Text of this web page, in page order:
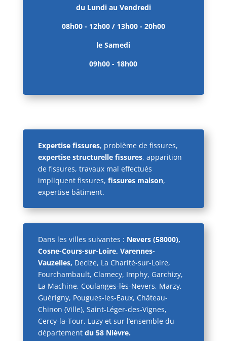
du Lundi au Vendredi
08h00 - 12h00 / 13h00 - 20h00
le Samedi
09h00 - 18h00
Expertise fissures, problème de fissures,
expertise structurelle fissures, apparition
de fissures, travaux mal effectués
impliquent fissures, fissures maison,
expertise bâtiment.
Dans les villes suivantes : Nevers (58000),
Cosne-Cours-sur-Loire, Varennes-
Vauzelles, Decize, La Charité-sur-Loire,
Fourchambault, Clamecy, Imphy, Garchizy,
La Machine, Coulanges-lès-Nevers, Marzy,
Guérigny, Pougues-les-Eaux, Château-
Chinon (Ville), Saint-Léger-des-Vignes,
Cercy-la-Tour, Luzy et sur l’ensemble du
départementdu 58 Nièvre.